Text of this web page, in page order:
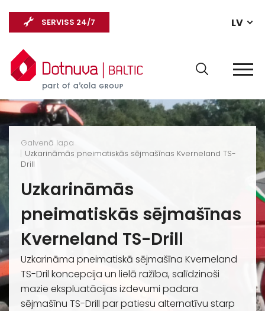
LV
SERVISS 24/7
Galvenā lapa
Uzkarināmās pneimatiskās sējmašīnas Kverneland TS-
Drill
Uzkarināmās
pneimatiskās sējmašīnas
Kverneland TS-Drill
Uzkarināma pneimatiskā sējmašīna Kverneland
TS-Dril koncepcija un lielā ražība, salīdzinoši
mazie ekspluatācijas izdevumi padara
sējmašīnu TS-Drill par patiesu alternatīvu starp